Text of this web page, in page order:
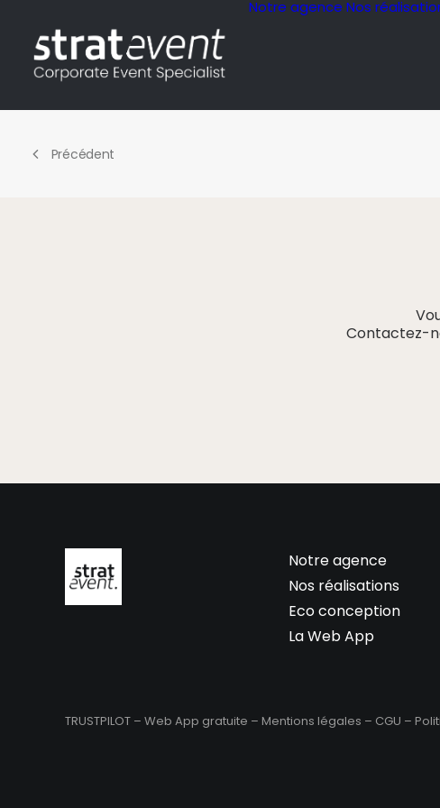
Notre agence Nos
Précédent
Contactez-
Notre agence
Nos réalisations
Eco conception
La Web App
TRUSTPILOT – Web App gratuite – Mentions légales – CGU –